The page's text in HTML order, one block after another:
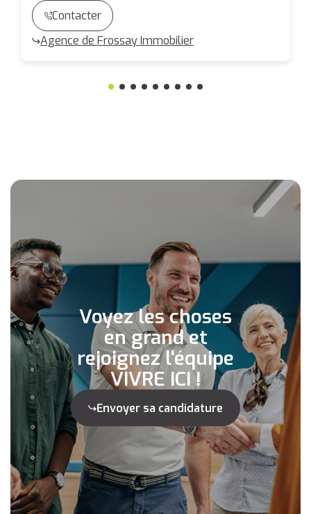
Contacter
Agence de Frossay Immobilier
Voyez les choses
en grand et
rejoignez l'équipe
VIVRE ICI !
Envoyer sa candidature